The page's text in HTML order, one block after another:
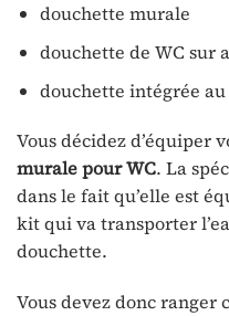
douchette murale
douchette de WC sur
douchette intégrée au
Vous décidez d’équiper
murale pour WC. La
dans le fait qu’elle est
kit qui va transporter
douchette.
Vous devez donc ranger